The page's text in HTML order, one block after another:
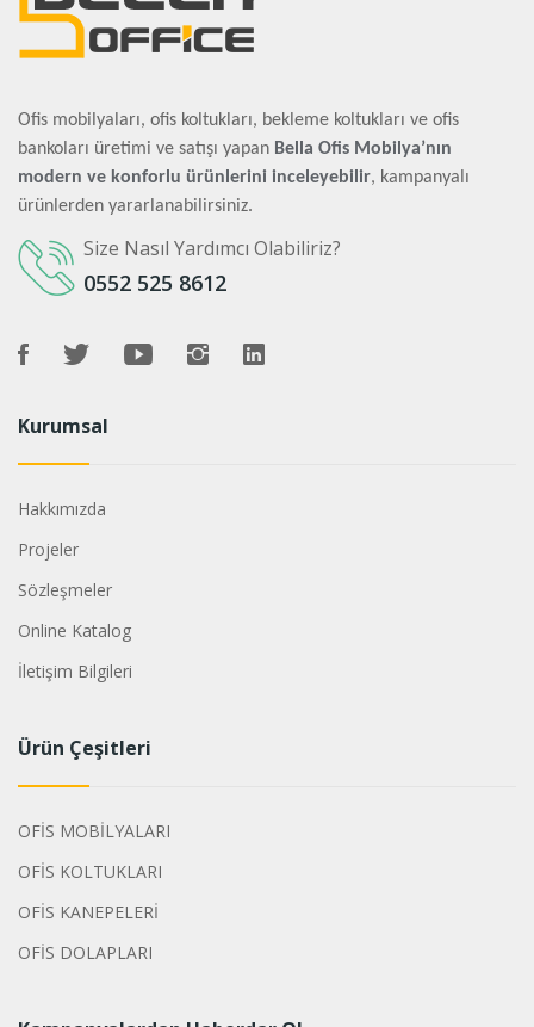
Ofis mobilyaları, ofis koltukları, bekleme koltukları ve ofis
bankoları üretimi ve satışı yapan Bella Ofis Mobilya’nın
modern ve konforlu ürünlerini inceleyebilir, kampanyalı
ürünlerden yararlanabilirsiniz.
Size Nasıl Yardımcı Olabiliriz?
0552 525 8612
Kurumsal
Hakkımızda
Projeler
Sözleşmeler
Online Katalog
İletişim Bilgileri
Ürün Çeşitleri
OFİS MOBİLYALARI
OFİS KOLTUKLARI
OFİS KANEPELERİ
OFİS DOLAPLARI